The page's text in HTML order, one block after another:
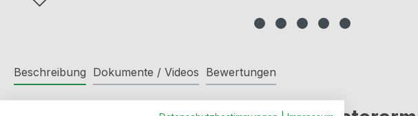
Beschreibung Dokumente / Videos Bewertungen